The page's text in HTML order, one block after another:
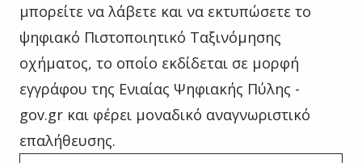
μπορείτε να λάβετε και να εκτυπώσετε το
ψηφιακό Πιστοποιητικό Ταξινόμησης
οχήματος, το οποίο εκδίδεται σε μορφή
εγγράφου της Ενιαίας Ψηφιακής Πύλης -
gov.gr και φέρει μοναδικό αναγνωριστικό
επαλήθευσης.